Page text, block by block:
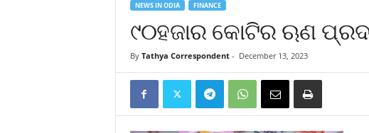
NEWS IN ODIA FINANCE
୯୦ହଜାର କୋଟିର ଋଣ
By Tathya Correspondent- December 13, 2023